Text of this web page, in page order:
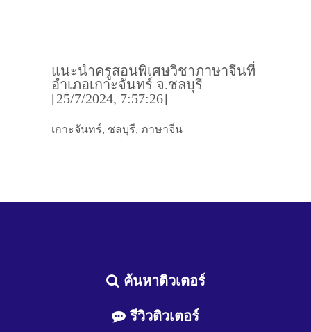
แนะนำครูสอนพิเศษวิชาภาษาจีนที่
อำเภอเกาะจันทร์ จ.ชลบุรี
[25/7/2024, 7:57:26]
เกาะจันทร์, ชลบุรี, ภาษาจีน
ค้นหาติวเตอร์
รีวิวติวเตอร์